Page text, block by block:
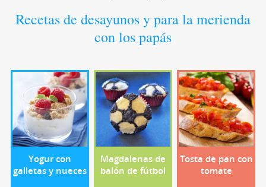
Recetas de desayunos y para la merienda
con los papás
Yogur con
galletas y nueces
Magdalenas de
balón de fútbol
Tosta de pan con
tomate